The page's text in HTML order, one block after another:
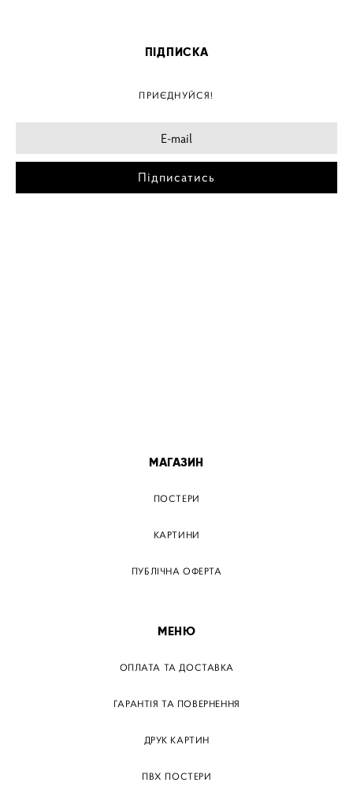
ПІДПИСКА
ПРИЄДНУЙСЯ!
Підписатись
МАГАЗИН
ПОСТЕРИ
КАРТИНИ
ПУБЛІЧНА ОФЕРТА
МЕНЮ
ОПЛАТА ТА ДОСТАВКА
ГАРАНТІЯ ТА ПОВЕРНЕННЯ
ДРУК КАРТИН
ПВХ ПОСТЕРИ